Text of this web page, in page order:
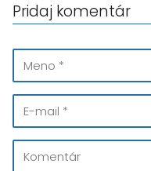
Pridaj komentár